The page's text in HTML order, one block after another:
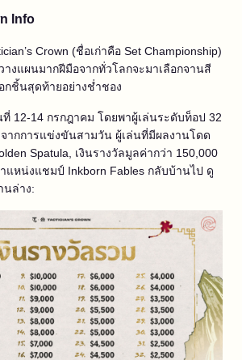
Info
Crown (ชื่อเก่าคือ Set Championship)
างแผนมากฝีมือจากทั่วโลกจะมาเลือกจานสี
กชิ้นสุดท้ายอย่างช่ำชอง
12-14 กรกฎาคม โดยพาผู้เล่นระดับท็อป 32
ากการแข่งขันสามวัน ผู้เล่นที่มีผลงานโดด
Spatula, เงินรางวัลมูลค่ากว่า 150,000
แหน่งแชมป์ Inkborn Fables กลับบ้านไป ดู
นล่าง: